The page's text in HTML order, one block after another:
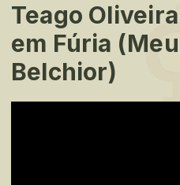
Teago
em Fúria
Belchior)